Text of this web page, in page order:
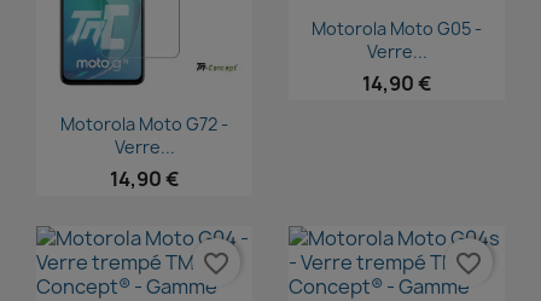
Aperçu rapide
Motorola Moto G72 -
Verre...
14,90 €
Aperçu rapide
Motorola Moto G05 -
Verre...
14,90 €
favorite_border favorite_border